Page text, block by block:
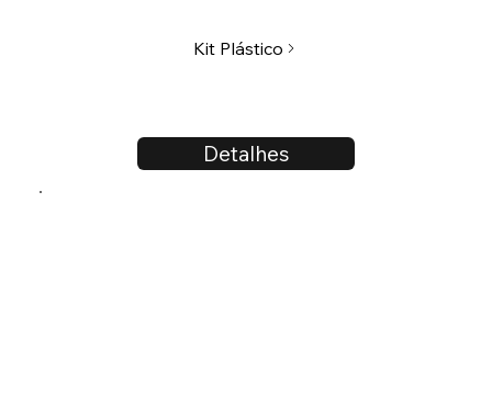
Detalhes
Kit Plástico